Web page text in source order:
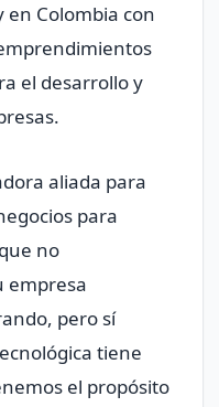
en Colombia con
el desarrollo y
aliada para
para
no
empresa
pero sí
tiene
el propósito